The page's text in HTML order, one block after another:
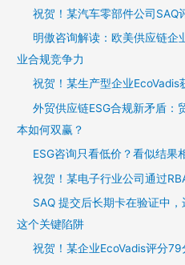
祝贺！某汽车零部件公司SAQ
明傲咨询解读：欧美供应链企
业合规竞争力
祝贺！某生产型企业EcoVadis
外贸供应链ESG合规新矛盾：
本如何双赢？
ESG咨询只看低价？看似结果
祝贺！某电子行业公司通过
SAQ 提交后长期卡在验证中
这个关键陷阱
祝贺！某企业EcoVadis评分79